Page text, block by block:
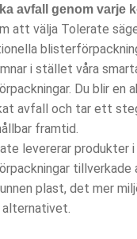
avfall genom varje
att välja Tolerate
i stället våra
Du blir en
avfall och tar ett
framtid.
levererar produkter i
tillverkade
plast, det mer